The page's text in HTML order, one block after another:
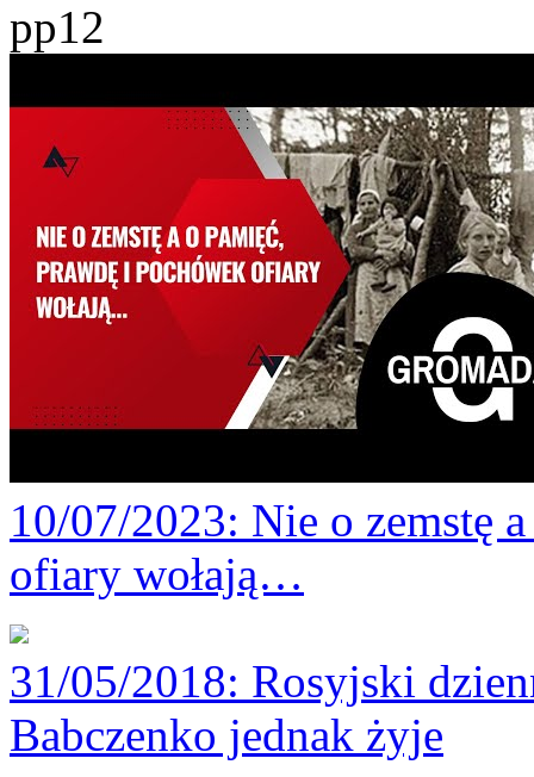
pp12
10/07/2023: Nie o zemstę
ofiary wołają…
31/05/2018: Rosyjski
Babczenko jednak żyje